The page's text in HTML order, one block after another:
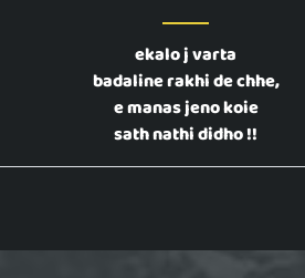
ekalo j varta
badaline rakhi de chhe,
e manas jeno koie
sath nathi didho !!